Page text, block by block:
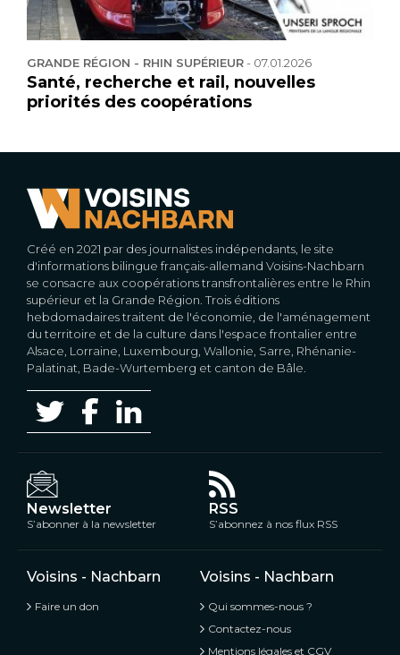
GRANDE RÉGION - RHIN SUPÉRIEUR- 07.01.2026
Santé, recherche et rail, nouvelles
priorités des coopérations
Créé en 2021 par des journalistes indépendants, le site
d'informations bilingue français-allemand Voisins-Nachbarn
se consacre aux coopérations transfrontalières entre le Rhin
supérieur et la Grande Région. Trois éditions
hebdomadaires traitent de l'économie, de l'aménagement
du territoire et de la culture dans l'espace frontalier entre
Alsace, Lorraine, Luxembourg, Wallonie, Sarre, Rhénanie-
Palatinat, Bade-Wurtemberg et canton de Bâle.
Newsletter
S’abonner à la newsletter
RSS
S’abonnez à nos flux RSS
Voisins - Nachbarn
Faire un don
Voisins - Nachbarn
Qui sommes-nous ?
Contactez-nous
Mentions légales et CGV